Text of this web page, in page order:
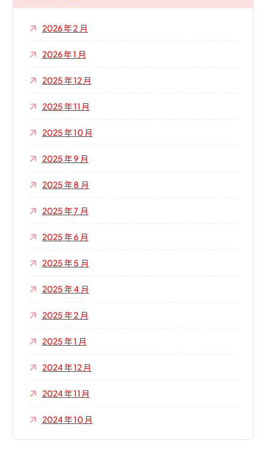
2026 年 2 月
2026 年 1 月
2025 年 12 月
2025 年 11 月
2025 年 10 月
2025 年 9 月
2025 年 8 月
2025 年 7 月
2025 年 6 月
2025 年 5 月
2025 年 4 月
2025 年 2 月
2025 年 1 月
2024 年 12 月
2024 年 11 月
2024 年 10 月